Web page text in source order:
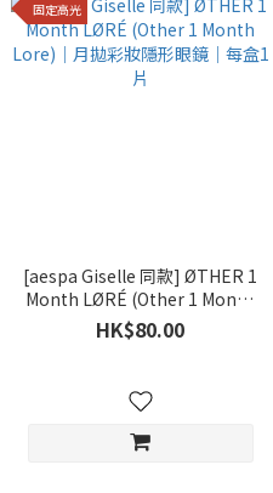
固定高光
[aespa Giselle 同款] ØTHER 1
Month LØRÉ (Other 1 Month
Lore)｜月拋彩妝隱形眼鏡｜每
盒1片
HK$80.00